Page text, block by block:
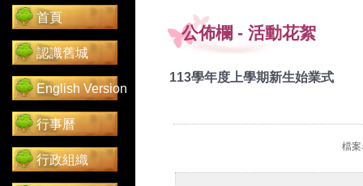
首頁
認識舊城
English Version
行事曆
行政組織
公佈欄 - 活動花絮
113學年度上學期新生始業式
檔